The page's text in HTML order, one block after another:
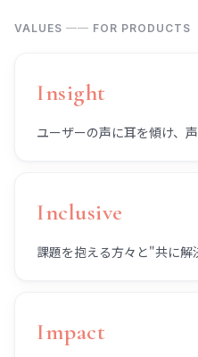
VALUES ── FOR PRODUCTS
Insight
ユーザーの声に耳を傾け、
Inclusive
課題を抱える方々と"共に解
Impact